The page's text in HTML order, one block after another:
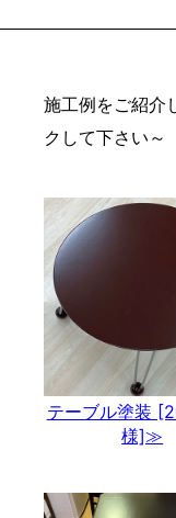
施工例をご紹介
クして下さい～
テーブル塗装
様]≫